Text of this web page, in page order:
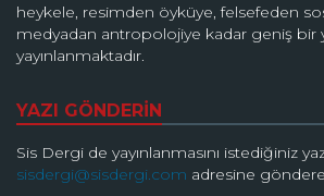
heykele, resimden öyküye, felsefeden
medyadan antropolojiye kadar geniş bir
yayınlanmaktadır.
YAZI GÖNDERİN
Sis Dergi de yayınlanmasını istediğiniz
sisdergi@sisdergi.com adresine